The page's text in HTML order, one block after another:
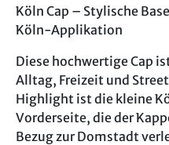
Köln Cap – Stylische
Köln-Applikation
Diese hochwertige Cap
Alltag, Freizeit und
Highlight ist die kleine
Vorderseite, die der
Bezug zur Domstadt